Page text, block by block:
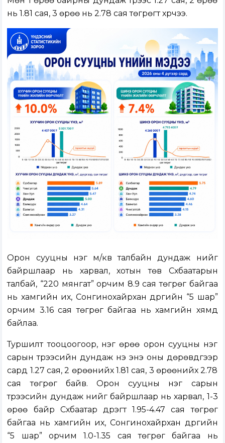
нь 1.81 сая, 3 өрөө нь 2.78 сая төгрөгт хүрчээ.
Орон сууцны нэг м/кв талбайн дундаж үнийг
байршлаар нь харвал, хотын төв Сүхбаатарын
талбай, “220 мянгат” орчим 8.9 сая төгрөг байгаа
нь хамгийн их, Сонгинохайрхан дүүргийн “5 шар”
орчим 3.16 сая төгрөг байгаа нь хамгийн хямд
байлаа.
Туршилт тооцоогоор, нэг өрөө орон сууцны нэг
сарын түрээсийн дундаж үнэ энэ оны дөрөвдүгээр
сард 1.27 сая, 2 өрөөнийх 1.81 сая, 3 өрөөнийх 2.78
сая төгрөг байв. Орон сууцны нэг сарын
түрээсийн дундаж үнийг байршлаар нь харвал, 1-3
өрөө байр Сүхбаатар дүүрэгт 1.95-4.47 сая төгрөг
байгаа нь хамгийн их, Сонгинохайрхан дүүргийн
“5 шар” орчим 1.0-1.35 сая төгрөг байгаа нь